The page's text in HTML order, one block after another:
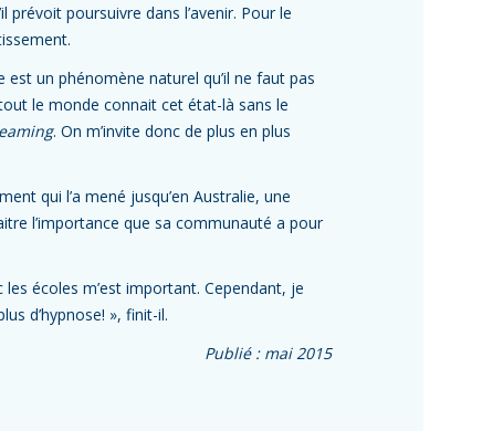
poursuivre dans l’avenir. Pour le
un phénomène naturel qu’il ne faut pas
le monde connait cet état-là sans le
. On m’invite donc de plus en plus
qui l’a mené jusqu’en Australie, une
l’importance que sa communauté a pour
écoles m’est important. Cependant, je
d’hypnose! », finit-il.
Publié : mai 2015